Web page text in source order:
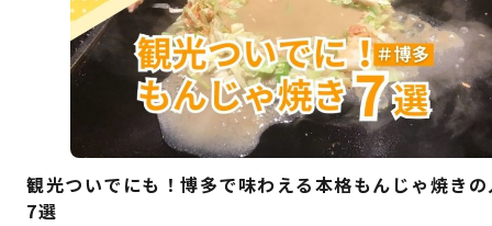
観光ついでにも！博多で味わえる本格もんじゃ焼き
7選